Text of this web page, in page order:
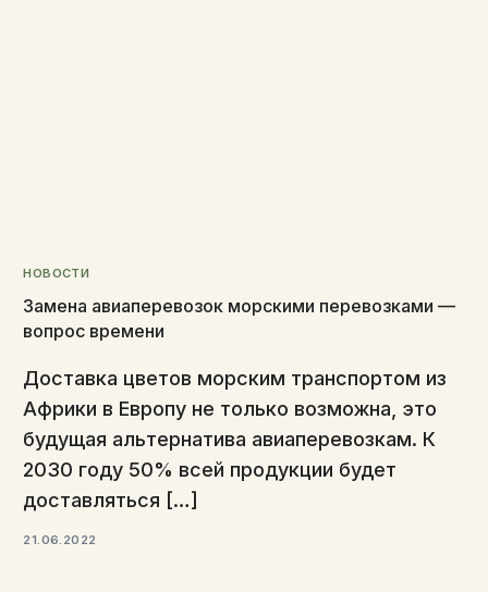
НОВОСТИ
Замена авиаперевозок морскими перевозками —
вопрос времени
Доставка цветов морским транспортом из
Африки в Европу не только возможна, это
будущая альтернатива авиаперевозкам. К
2030 году 50% всей продукции будет
доставляться […]
21.06.2022